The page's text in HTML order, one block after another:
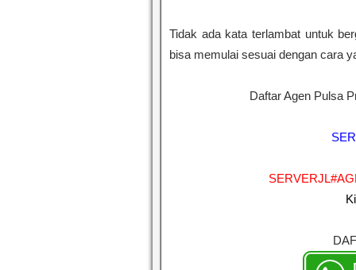
Tidak ada kata terlambat untuk
bisa memulai sesuai dengan cara
Daftar Agen Pulsa